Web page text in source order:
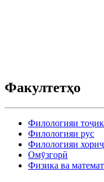
Факултетҳо
Филологияи
Филологияи рус
Филологияи
Омӯзгорӣ
Физика ва